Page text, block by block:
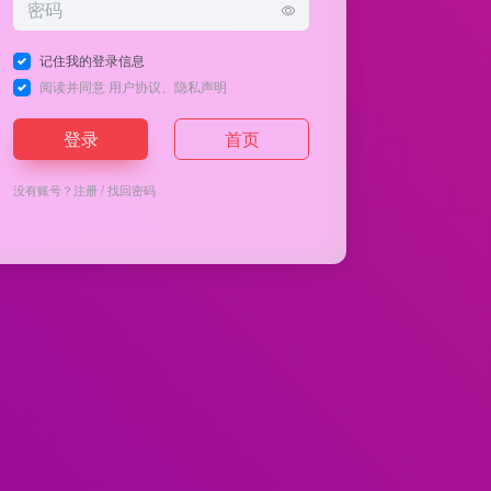
记住我的登录信息
阅读并同意 用户协议 隐私声明
登录 首页
没有账号？注册/找回密码